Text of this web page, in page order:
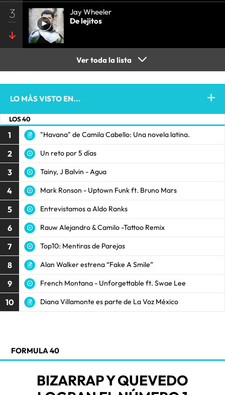
3
Jay Wheeler
De lejitos
Ver toda la lista
LO MÁS VISTO EN...
LOS 40
1 "Havana" de Camila Cabello: Una novela latina.
2 Un reto por 5 días
3 Tainy, J Balvin - Agua
4 Mark Ronson - Uptown Funk ft. Bruno Mars
5 Entrevistamos a Aldo Ranks
6 Rauw Alejandro & Camilo -Tattoo Remix
7 Top10: Mentiras de Parejas
8 Alan Walker estrena “Fake A Smile”
9 French Montana - Unforgettable ft. Swae Lee
10 Diana Villamonte es parte de La Voz México
FORMULA 40
BIZARRAP Y QUEVEDO